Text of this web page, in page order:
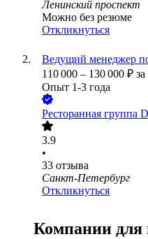
Ленинский проспект
Можно без резюме
Откликнуться
Ведущий менеджер
110 000 – 130 000 ₽
Опыт 1-3 года
Ресторанная группа
3.9
•
33 отзыва
Санкт-Петербург
Откликнуться
Компании для